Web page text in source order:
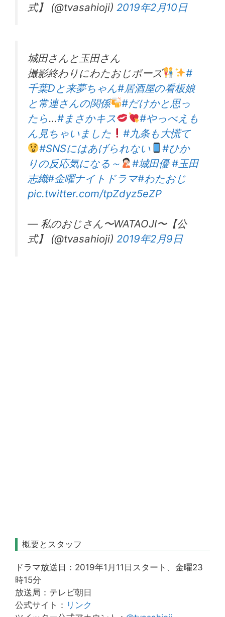
式】 (@tvasahioji) 2019年2月10日
城田さんと玉田さん
撮影終わりにわたおじポーズ
#
千葉Dと来夢ちゃん#居酒屋の看板娘
と常連さんの関係
#だけかと思っ
たら…#まさかキス
#やっべえも
ん見ちゃいました
#九条も大慌て
#SNSにはあげられない
#ひか
りの反応気になる～
#城田優 #玉田
志織#金曜ナイトドラマ#わたおじ
pic.twitter.com/tpZdyz5eZP
— 私のおじさん〜WATAOJI〜【公
式】 (@tvasahioji) 2019年2月9日
概要とスタッフ
ドラマ放送日：2019年1月11日スタート、金曜23
時15分
放送局：テレビ朝日
公式サイト： リンク